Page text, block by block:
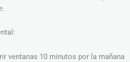
ventanas 10 minutos por la mañana